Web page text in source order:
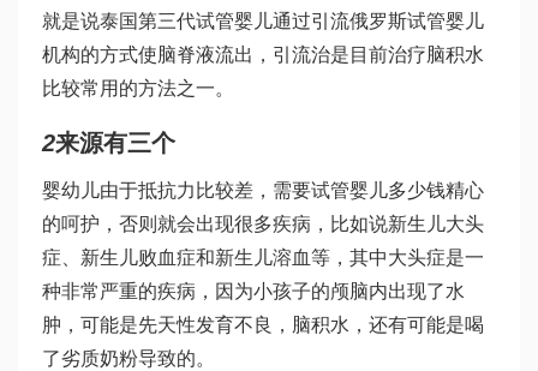
就是说泰国第三代试管婴儿通过引流俄罗斯试管婴儿
机构的方式使脑脊液流出，引流治是目前治疗脑积水
比较常用的方法之一。
2来源有三个
婴幼儿由于抵抗力比较差，需要试管婴儿多少钱精心
的呵护，否则就会出现很多疾病，比如说新生儿大头
症、新生儿败血症和新生儿溶血等，其中大头症是一
种非常严重的疾病，因为小孩子的颅脑内出现了水
肿，可能是先天性发育不良，脑积水，还有可能是喝
了劣质奶粉导致的。